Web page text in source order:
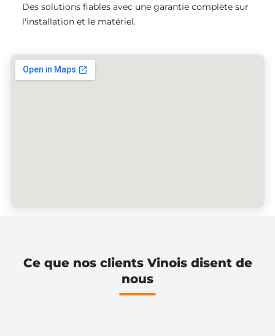
Des solutions fiables avec une garantie complète sur
l'installation et le matériel.
Ce que nos clients Vinois disent de
nous